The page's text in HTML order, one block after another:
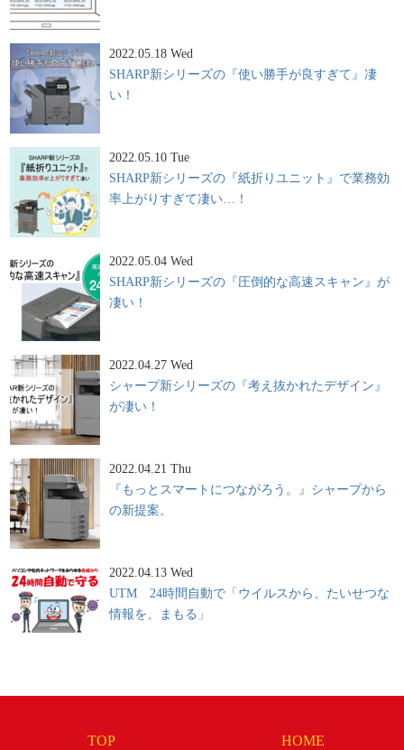
2022.05.18 Wed
SHARP新シリーズの『使い勝手が良すぎて』凄
い！
2022.05.10 Tue
SHARP新シリーズの『紙折りユニット』で業務効
率上がりすぎて凄い…！
2022.05.04 Wed
SHARP新シリーズの『圧倒的な高速スキャン』が
凄い！
2022.04.27 Wed
シャープ新シリーズの『考え抜かれたデザイン』
が凄い！
2022.04.21 Thu
『もっとスマートにつながろう。』シャープから
の新提案。
2022.04.13 Wed
UTM 24時間自動で「ウイルスから、たいせつな
情報を、まもる」
TOP HOME